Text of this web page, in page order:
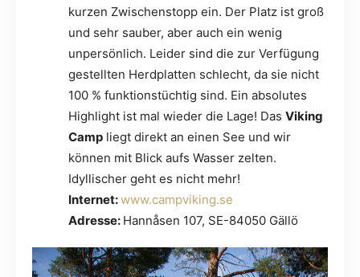
kurzen Zwischenstopp ein. Der Platz ist groß
und sehr sauber, aber auch ein wenig
unpersönlich. Leider sind die zur Verfügung
gestellten Herdplatten schlecht, da sie nicht
100 % funktionstüchtig sind. Ein absolutes
Highlight ist mal wieder die Lage! Das Viking
Camp liegt direkt an einen See und wir
können mit Blick aufs Wasser zelten.
Idyllischer geht es nicht mehr!
Internet:www.campviking.se
Adresse: Hannåsen 107, SE-84050 Gällö